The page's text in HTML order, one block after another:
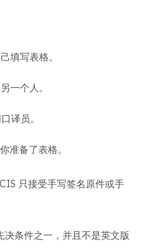
填写表格。
一个人。
译员。
准备了表格。
只接受手写签名原件或手
条件之一，并且不是英文版